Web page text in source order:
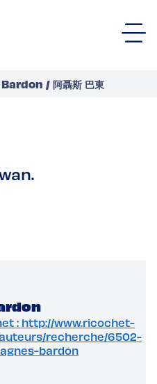
/ 阿聶斯 巴東
: http://www.ricochet-
recherche/6502-
agnes-bardon